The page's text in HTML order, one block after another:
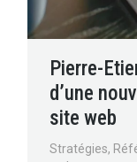
Pierre-
d’une
site web
Stratégies,